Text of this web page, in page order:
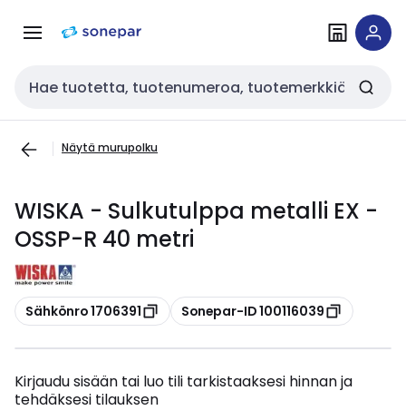
navigointiinsisältöön
Haku
Näytä murupolku
WISKA - Sulkutulppa metalli EX -
OSSP-R 40 metri
Kopioi
Sähkönro 1706391 Kopioi
Sonepar-ID 100116039
Kirjaudu sisään tai luo tili tarkistaaksesi hinnan ja
tehdäksesi tilauksen